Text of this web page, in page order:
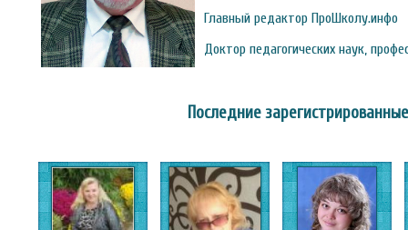
Главный редактор ПроШколу.инфо
Доктор педагогических наук,
Последние